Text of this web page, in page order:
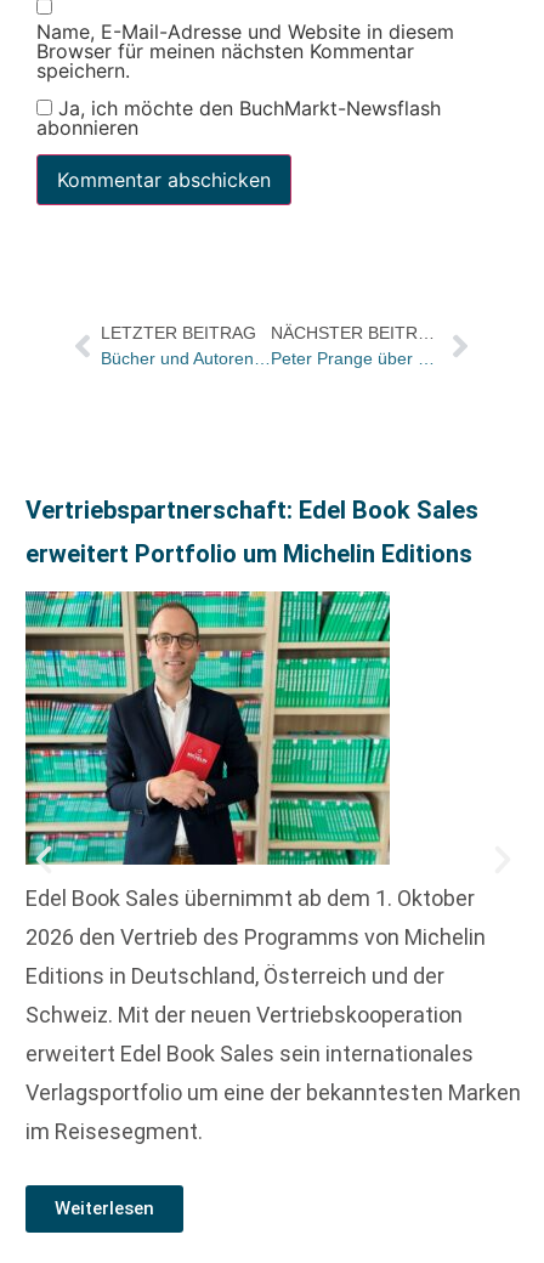
Name, E-Mail-Adresse und Website in diesem
Browser für meinen nächsten Kommentar
speichern.
Ja, ich möchte den BuchMarkt-Newsflash
abonnieren
LETZTER BEITRAG
Vertriebspartnerschaft: Edel Book Sales
erweitert Portfolio um Michelin Editions
Edel Book Sales übernimmt ab dem 1. Oktober
2026 den Vertrieb des Programms von Michelin
Editions in Deutschland, Österreich und der
Schweiz. Mit der neuen Vertriebskooperation
erweitert Edel Book Sales sein internationales
Verlagsportfolio um eine der bekanntesten Marken
im Reisesegment.
Weiterlesen